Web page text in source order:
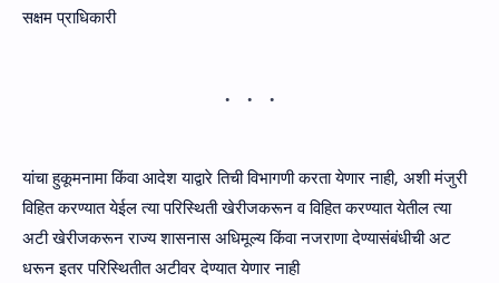
सक्षम प्राधिकारी
यांचा हुकूमनामा किंवा आदेश याद्वारे तिची विभागणी करता येणार नाही, अशी मंजुरी
विहित करण्यात येईल त्या परिस्थिती खेरीजकरून व विहित करण्यात येतील त्या
अटी खेरीजकरून राज्य शासनास अधिमूल्य किंवा नजराणा देण्यासंबंधीची अट
धरून इतर परिस्थितीत अटीवर देण्यात येणार नाही